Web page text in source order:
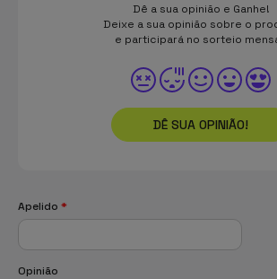
Dê a sua opinião e Ganhe!
Deixe a sua opinião sobre o
e participará no sorteio
DÊ SUA OPINIÃO!
Apelido *
Opinião